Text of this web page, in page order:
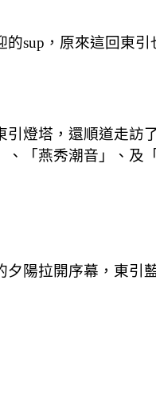
sup，原來這回東引
燈塔，還順道走訪
「燕秀潮音」、及
夕陽拉開序幕，東引